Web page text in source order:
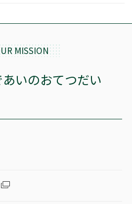
MISSION
いのおてつだい